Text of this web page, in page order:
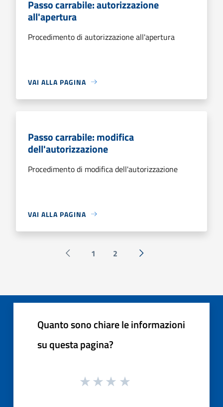
Passo carrabile: autorizzazione
all'apertura
Procedimento di autorizzazione all'apertura
VAI ALLA PAGINA
Passo carrabile: modifica
dell'autorizzazione
Procedimento di modifica dell'autorizzazione
VAI ALLA PAGINA
Pagina precedente
1 2 Successiva »
Quanto sono chiare le informazioni
su questa pagina?